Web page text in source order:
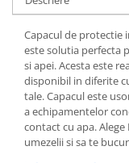
Capacul de protectie
este solutia perfecta
si apei. Acesta este
disponibil in diferite
tale. Capacul este
a echipamentelor
contact cu apa.
umezelii si sa te